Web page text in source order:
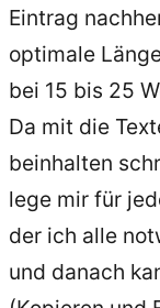
Eintrag
optimale
bei 15 bis 25
Da mit die
beinhalten
lege mir für
der ich alle
und danach